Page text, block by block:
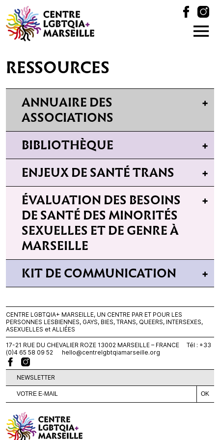
RESSOURCES
ANNUAIRE DES
ASSOCIATIONS
BIBLIOTHÈQUE
ENJEUX DE SANTÉ TRANS
ÉVALUATION DES BESOINS
DE SANTÉ DES MINORITÉS
SEXUELLES ET DE GENRE À
MARSEILLE
KIT DE COMMUNICATION
CENTRE LGBTQIA+ MARSEILLE, UN CENTRE PAR ET POUR LES
PERSONNES LESBIENNES, GAYS, BIES, TRANS, QUEERS, INTERSEXES,
ASEXUELLES et ALLIÉES
17-21 RUE DU CHEVALIER ROZE 13002 MARSEILLE – FRANCE Tél : +33
(0)4 65 58 09 52
hello@centrelgbtqiamarseille.org
NEWSLETTER